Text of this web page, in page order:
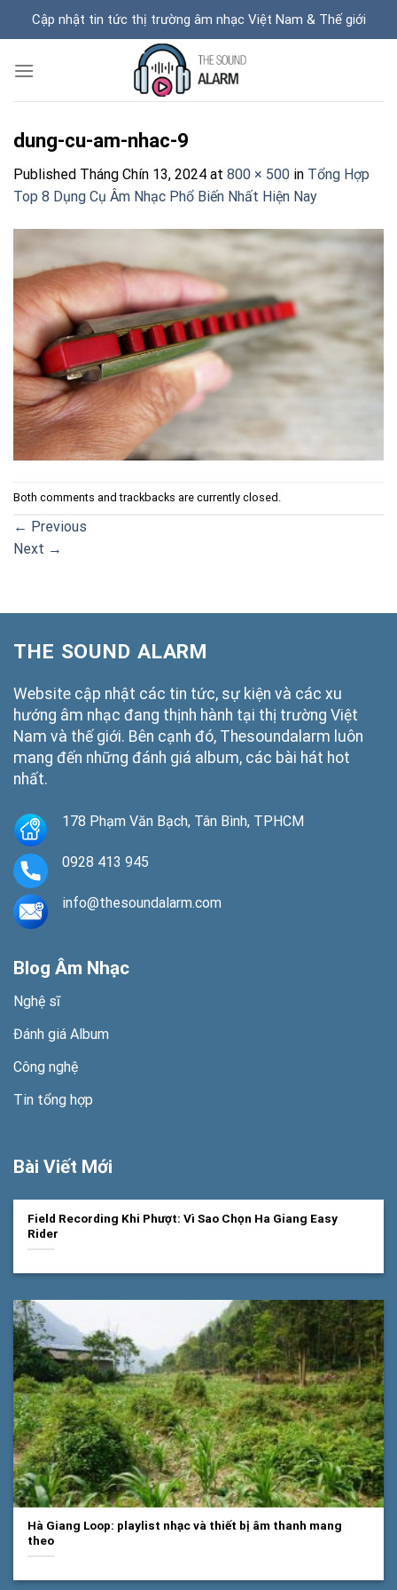
Cập nhật tin tức thị trường âm nhạc Việt Nam & Thế giới
dung-cu-am-nhac-9
Published Tháng Chín 13, 2024 at 800 × 500 in Tổng Hợp
Top 8 Dụng Cụ Âm Nhạc Phổ Biến Nhất Hiện Nay
Both comments and trackbacks are currently closed.
← Previous
Next →
THE SOUND ALARM
Website cập nhật các tin tức, sự kiện và các xu
hướng âm nhạc đang thịnh hành tại thị trường Việt
Nam và thế giới. Bên cạnh đó, Thesoundalarm luôn
mang đến những đánh giá album, các bài hát hot
nhất.
178 Phạm Văn Bạch, Tân Bình, TPHCM
0928 413 945
info@thesoundalarm.com
Blog Âm Nhạc
Nghệ sĩ
Đánh giá Album
Công nghệ
Tin tổng hợp
Bài Viết Mới
Field Recording Khi Phượt: Vì Sao Chọn Ha Giang Easy
Rider
Hà Giang Loop: playlist nhạc và thiết bị âm thanh mang
theo